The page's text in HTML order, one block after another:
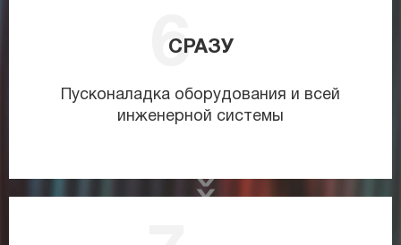
СРАЗУ
Пусконаладка оборудования и всей
инженерной системы